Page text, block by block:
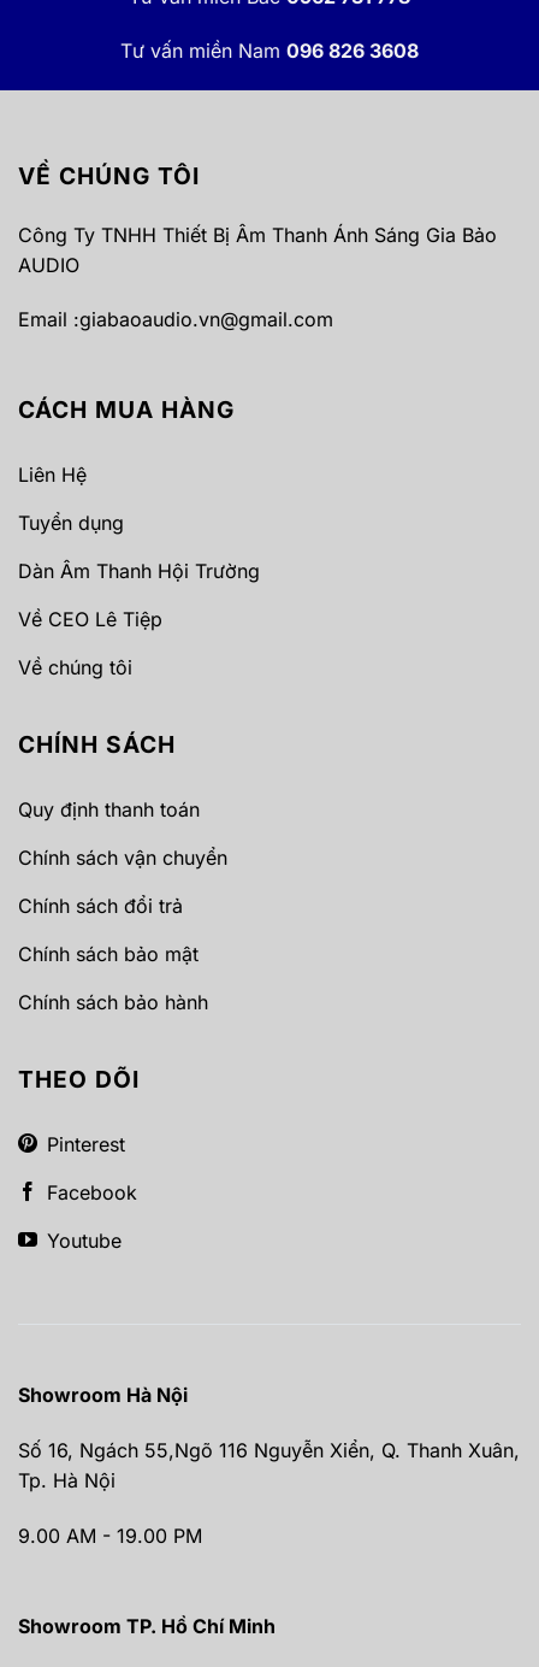
Tư vấn miền Nam 096 826 3608
VỀ CHÚNG TÔI
Công Ty TNHH Thiết Bị Âm Thanh Ánh Sáng Gia Bảo
AUDIO
Email :giabaoaudio.vn@gmail.com
CÁCH MUA HÀNG
Liên Hệ
Tuyển dụng
Dàn Âm Thanh Hội Trường
Về CEO Lê Tiệp
Về chúng tôi
CHÍNH SÁCH
Quy định thanh toán
Chính sách vận chuyển
Chính sách đổi trả
Chính sách bảo mật
Chính sách bảo hành
THEO DÕI
Pinterest
Facebook
Youtube
Showroom Hà Nội
Số 16, Ngách 55,Ngõ 116 Nguyễn Xiển, Q. Thanh Xuân,
Tp. Hà Nội
9.00 AM - 19.00 PM
Showroom TP. Hồ Chí Minh